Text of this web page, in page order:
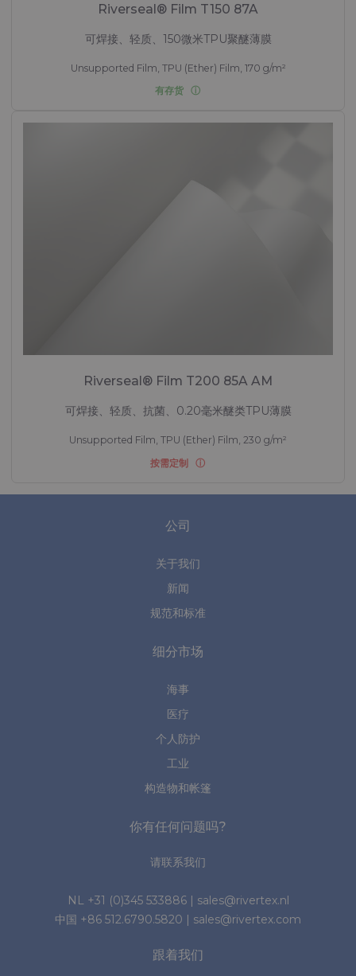
Riverseal® Film T150 87A
可焊接、轻质、150微米TPU聚醚薄膜
Unsupported Film, TPU (Ether) Film, 170 g/m²
有存货
Riverseal® Film T200 85A AM
可焊接、轻质、抗菌、0.20毫米醚类TPU薄膜
Unsupported Film, TPU (Ether) Film, 230 g/m²
按需定制
公司
关于我们
新闻
规范和标准
细分市场
海事
医疗
个人防护
工业
构造物和帐篷
你有任何问题吗?
请联系我们
NL +31 (0)345 533886| sales@rivertex.nl
中国 +86 512.6790.5820 | sales@rivertex.com
跟着我们